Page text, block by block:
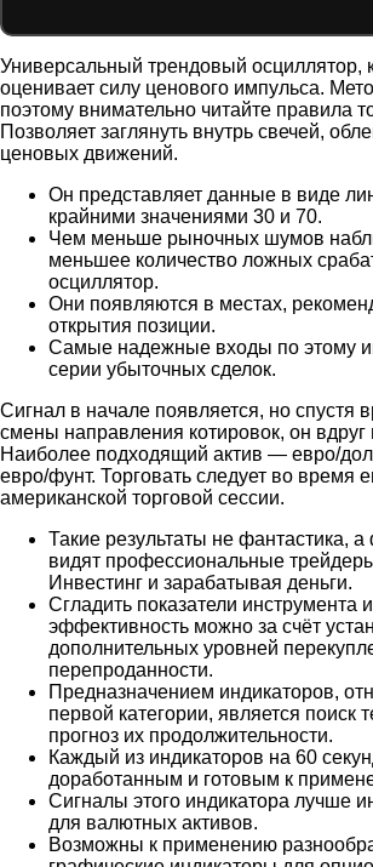
Универсальный трендовый осциллятор,
оценивает силу ценового импульса.
поэтому внимательно читайте правила
Позволяет заглянуть внутрь свечей,
ценовых движений.
Он представляет данные в виде
крайними значениями 30 и 70.
Чем меньше рыночных шумов
меньшее количество ложных
осциллятор.
Они появляются в местах,
открытия позиции.
Самые надежные входы по этому
серии убыточных сделок.
Сигнал в начале появляется, но спустя
смены направления котировок, он вдруг
Наиболее подходящий актив — евро/
евро/фунт. Торговать следует во время
американской торговой сессии.
Такие результаты не фантастика, а
видят профессиональные
Инвестинг и зарабатывая деньги.
Сгладить показатели инструмента
эффективность можно за счёт
дополнительных уровней
перепроданности.
Предназначением индикаторов,
первой категории, является поиск
прогноз их продолжительности.
Каждый из индикаторов на 60
доработанным и готовым к
Сигналы этого индикатора лучше
для валютных активов.
Возможны к применению